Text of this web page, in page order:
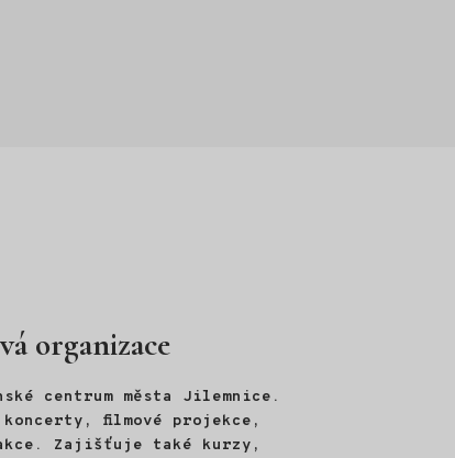
organizace
centrum města Jilemnice.
filmové projekce,
Zajišťuje také kurzy,